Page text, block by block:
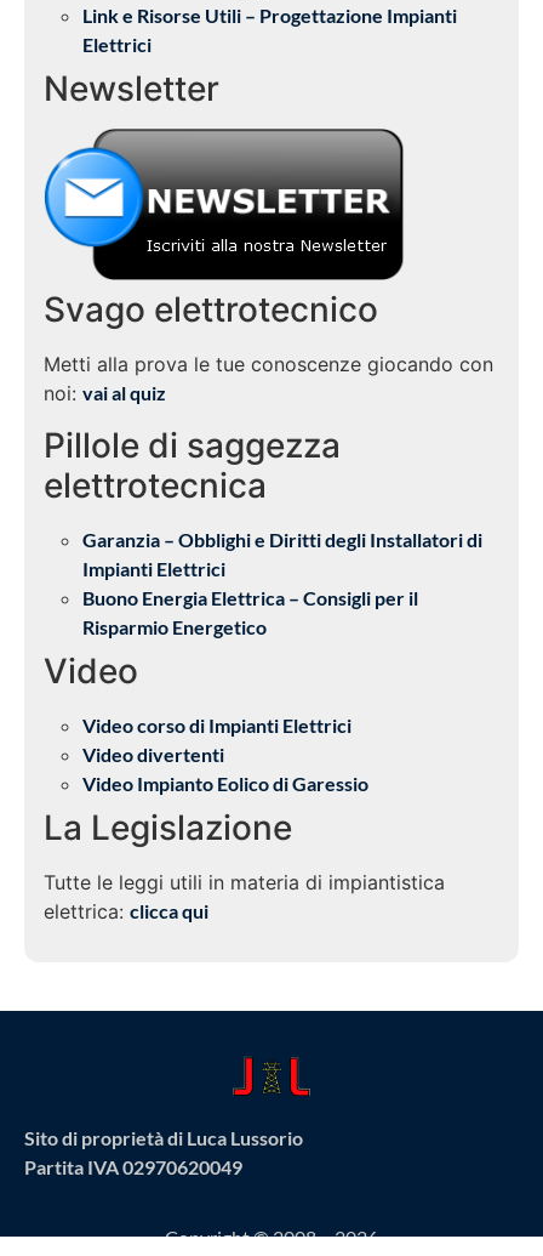
Link e Risorse Utili – Progettazione Impianti
Elettrici
Newsletter
Svago elettrotecnico
Metti alla prova le tue conoscenze giocando con
noi: vai al quiz
Pillole di saggezza
elettrotecnica
Garanzia – Obblighi e Diritti degli Installatori di
Impianti Elettrici
Buono Energia Elettrica – Consigli per il
Risparmio Energetico
Video
Video corso di Impianti Elettrici
Video divertenti
Video Impianto Eolico di Garessio
La Legislazione
Tutte le leggi utili in materia di impiantistica
elettrica: clicca qui
Sito di proprietà di Luca Lussorio
Partita IVA 02970620049
Copyright © 2008 – 2026